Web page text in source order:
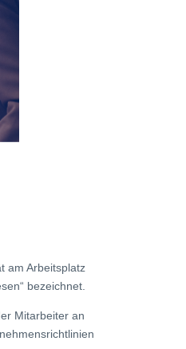
am Arbeitsplatz
bezeichnet.
Mitarbeiter an